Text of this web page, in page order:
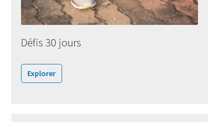
Défis 30 jours
Explorer